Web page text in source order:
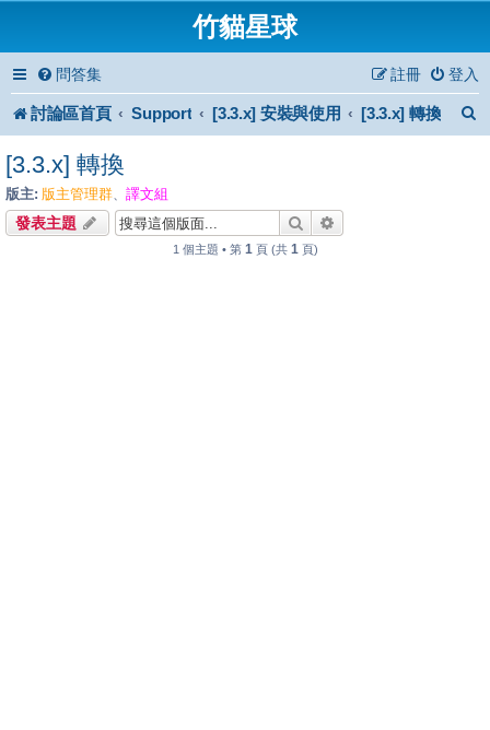
竹貓星球
問答集 登入
註冊
討論區首頁 Support [3.3.x] 安裝與使用 [3.3.x] 轉換
[3.3.x] 轉換
版主: 版主管理群、 譯文組
發表主題 搜尋
1 個主題 • 第 1 頁 (共 1 頁)